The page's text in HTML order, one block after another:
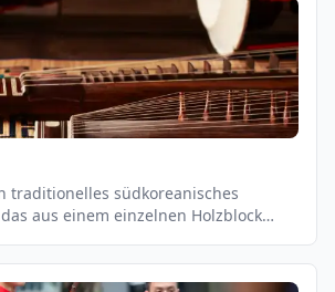
traditionelles südkoreanisches
aus einem einzelnen Holzblock
der aus einem Stück Bambus